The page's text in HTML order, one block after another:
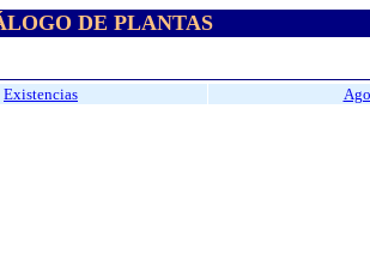
DE PLANTAS
Existencias